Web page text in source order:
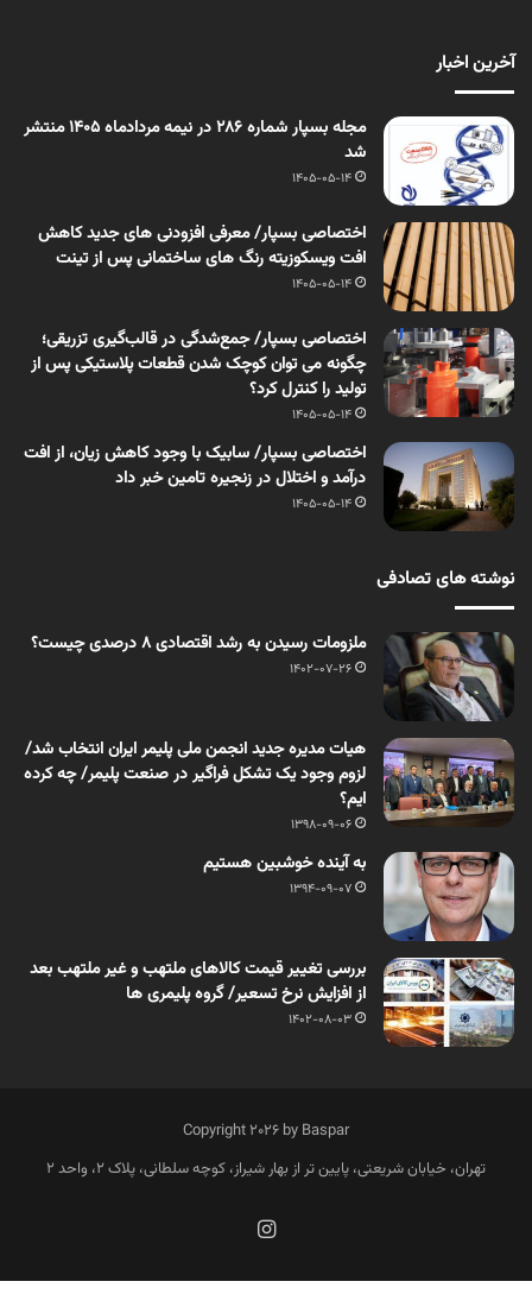
آخرین اخبار
مجله بسپار شماره 286 در نیمه مردادماه 1405 منتشر
شد
1405-05-14
اختصاصی بسپار/ معرفی افزودنی های جدید کاهش
افت ویسکوزیته رنگ های ساختمانی پس از تینت
1405-05-14
اختصاصی بسپار/ جمع‌شدگی در قالب‌گیری تزریقی؛
چگونه می توان کوچک شدن قطعات پلاستیکی پس از
تولید را کنترل کرد؟
1405-05-14
اختصاصی بسپار/ سابیک با وجود کاهش زیان، از افت
درآمد و اختلال در زنجیره تامین خبر داد
1405-05-14
نوشته های تصادفی
ملزومات رسیدن به رشد اقتصادی ۸ درصدی چیست؟
1402-07-26
هیات مدیره جدید انجمن ملی پلیمر ایران انتخاب شد/
لزوم وجود یک تشکل فراگیر در صنعت پلیمر/ چه کرده
ایم؟
1398-09-06
به آینده خوشبین هستیم
1394-09-07
بررسی تغییر قیمت کالاهای ملتهب و غیر ملتهب بعد
از افزایش نرخ تسعیر/ گروه پلیمری ها
1402-08-03
Copyright 2026 by Baspar
تهران، خیابان شریعتی، پایین تر از بهار شیراز، کوچه سلطانی، پلاک 2، واحد 2